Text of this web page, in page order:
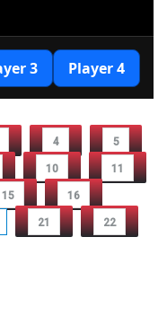
4 5
10 11
15 16
21 22